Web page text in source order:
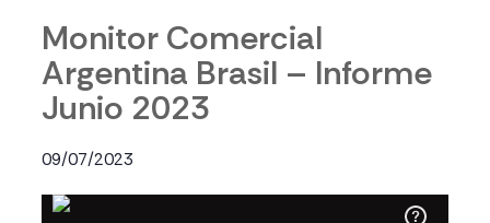
Monitor Comercial
Argentina Brasil – Informe
Junio 2023
09/07/2023